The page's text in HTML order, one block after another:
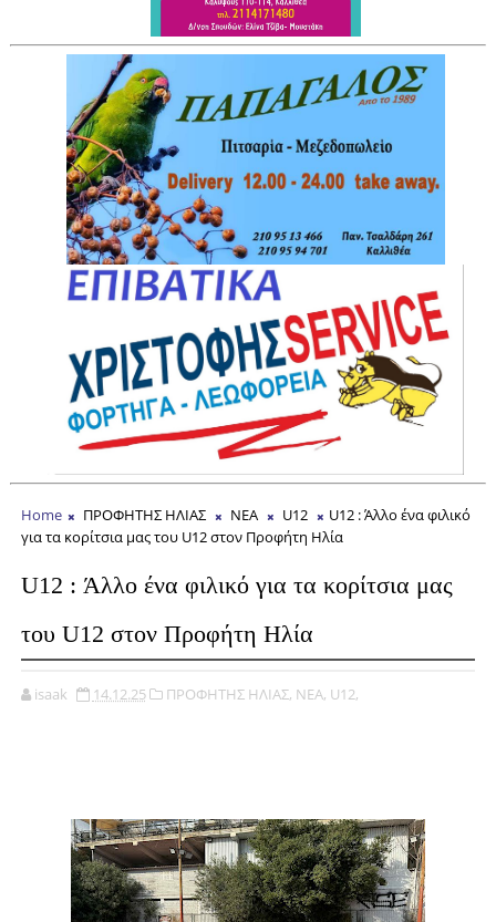
Home ΠΡΟΦΗΤΗΣ ΗΛΙΑΣ NEA U12
U12 : Άλλο ένα φιλικό
για τα κορίτσια μας του U12 στον Προφήτη Ηλία
U12 : Άλλο ένα φιλικό για τα κορίτσια μας
του U12 στον Προφήτη Ηλία
isaak 14.12.25 ΠΡΟΦΗΤΗΣ ΗΛΙΑΣ, NEA, U12,